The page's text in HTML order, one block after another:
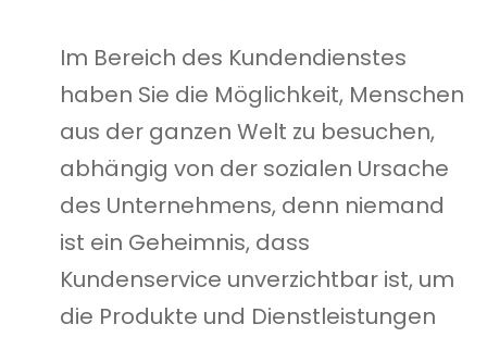
Im Bereich des Kundendienstes
haben Sie die Möglichkeit, Menschen
aus der ganzen Welt zu besuchen,
abhängig von der sozialen Ursache
des Unternehmens, denn niemand
ist ein Geheimnis, dass
Kundenservice unverzichtbar ist, um
die Produkte und Dienstleistungen